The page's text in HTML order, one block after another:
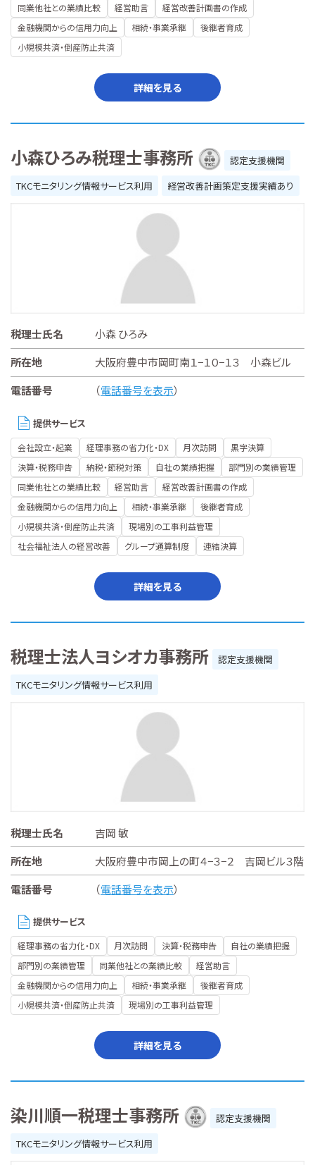
同業他社との業績比較
経営助言
経営改善計画書の作成
金融機関からの信用力向上
相続・事業承継
後継者育成
小規模共済・倒産防止共済
詳細を見る
小森ひろみ税理士事務所
認定支援機関
TKCモニタリング情報サービス利用
経営改善計画策定支援実績あり
税理士氏名
小森 ひろみ
所在地
大阪府豊中市岡町南１−１０−１３ 小森ビル
電話番号
（電話番号を表示）
提供サービス
会社設立・起業 経理事務の省力化・DX 月次訪問
黒字決算
決算・税務申告
納税・節税対策 自社の業績把握
部門別の業績管理
同業他社との業績比較
経営助言
経営改善計画書の作成
金融機関からの信用力向上
相続・事業承継
後継者育成
小規模共済・倒産防止共済
現場別の工事利益管理
社会福祉法人の経営改善
グループ通算制度 連結決算
詳細を見る
税理士法人ヨシオカ事務所
認定支援機関
TKCモニタリング情報サービス利用
税理士氏名
吉岡 敏
所在地
大阪府豊中市岡上の町４−３−２ 吉岡ビル３階
電話番号
（電話番号を表示）
提供サービス
経理事務の省力化・DX 月次訪問 決算・税務申告
自社の業績把握
部門別の業績管理
同業他社との業績比較
経営助言
金融機関からの信用力向上
相続・事業承継
後継者育成
小規模共済・倒産防止共済
現場別の工事利益管理
詳細を見る
染川順一税理士事務所
認定支援機関
TKCモニタリング情報サービス利用